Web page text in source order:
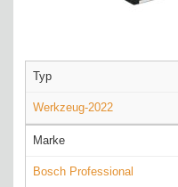
Typ
Werkzeug-2022
Marke
Bosch Professional